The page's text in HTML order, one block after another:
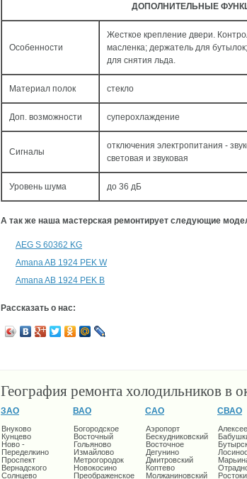
ДОПОЛНИТЕЛЬНЫЕ
Особенности
Жесткое крепление двери.
масленка; держатель для
для снятия льда.
Материал полок стекло
Доп. возможности суперохлаждение
Сигналы
отключения электропитания -
световая и звуковая
Уровень шума до 36 дБ
А так же наша мастерская ремонтирует следующие
AEG S 60362 KG
Amana AB 1924 PEK W
Amana AB 1924 PEK B
Рассказать о нас:
География ремонта холодильников в
ЗАО
Внуково
Кунцево
Ново -
Переделкино
Проспект
Вернадского
Солнцево
ВАО
Богородское
Восточный
Гольяново
Измайлово
Метрогородок
Новокосино
Преображенское
САО
Аэропорт
Бескудниковский
Восточное
Дегунино
Дмитровский
Коптево
Молжаниновский
СВАО